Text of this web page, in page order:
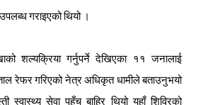
उपलब्धगराइएकोथियो ।
शल्यक्रिया गर्नुपर्ने देखिएका ११
जनालाई
रेफर गरिएको नेत्र अधिकृत धामीले बताउनुभयो
स्वास्थ्य सेवा पहुँच बाहिर थियो यहाँ शिविरको